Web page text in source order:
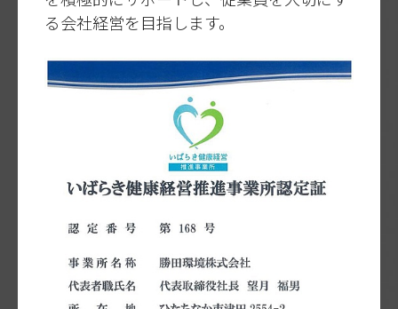
る会社経営を目指します。